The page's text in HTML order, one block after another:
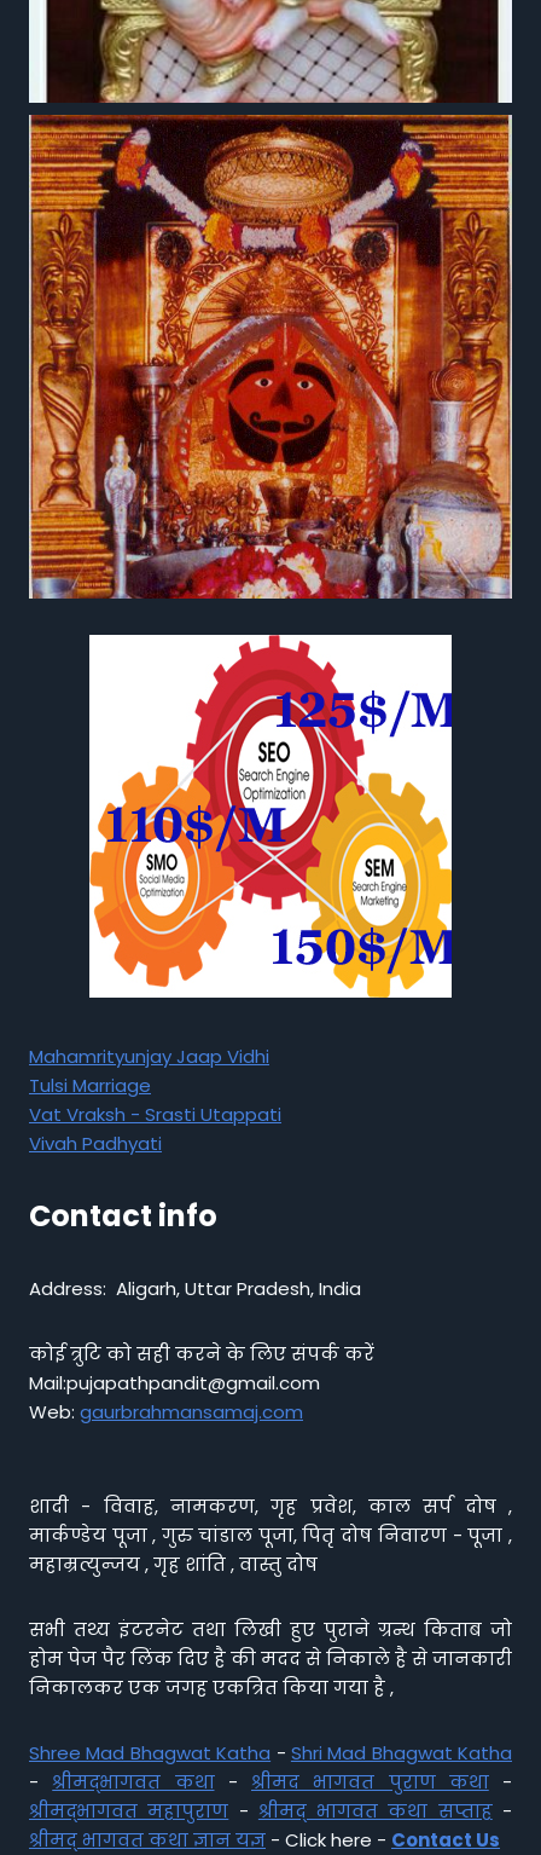
Mahamrityunjay Jaap Vidhi
Tulsi Marriage
Vat Vraksh - Srasti Utappati
Vivah Padhyati
Contact info
Address: Aligarh, Uttar Pradesh, India
कोई त्रुटि को सही करने के लिए संपर्क करें
Mail:pujapathpandit@gmail.com
Web: gaurbrahmansamaj.com
शादी - विवाह, नामकरण, गृह प्रवेश, काल सर्प दोष ,
मार्कण्डेय पूजा , गुरु चांडाल पूजा, पितृ दोष निवारण - पूजा ,
महाम्रत्युन्जय , गृह शांति , वास्तु दोष
सभी तथ्य इंटरनेट तथा लिखी हुए पुराने ग्रन्थ किताब जो
होम पेज पैर लिंक दिए है की मदद से निकाले है से जानकारी
निकालकर एक जगह एकत्रित किया गया है ,
Shree Mad Bhagwat Katha - Shri Mad Bhagwat Katha
- श्रीमद्भागवत कथा- श्रीमद भागवत पुराण कथा-
श्रीमद्भागवत महापुराण - श्रीमद् भागवत कथा सप्ताह-
श्रीमद् भागवत कथा ज्ञान यज्ञ - Click here - Contact Us